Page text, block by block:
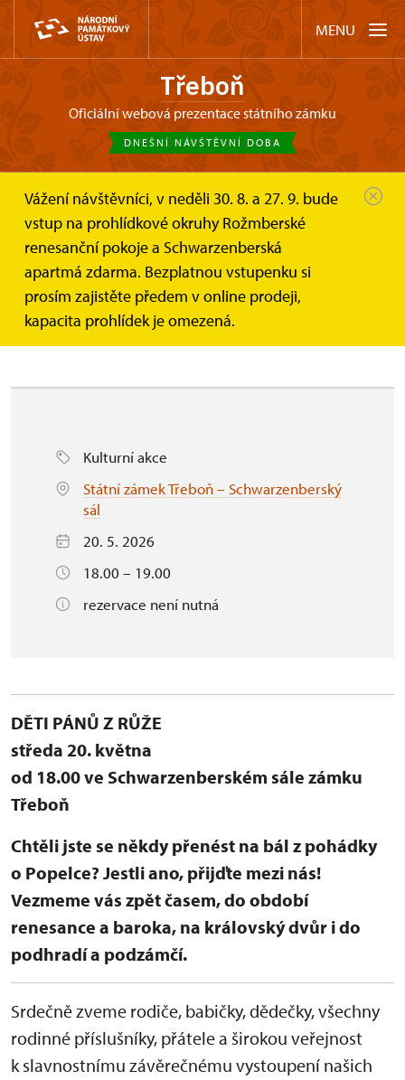
MENU
Třeboň
oficiální webová prezentace státního zámku
DNEŠNÍ NÁVŠTĚVNÍ DOBA
Vážení návštěvníci, v neděli 30. 8. a 27. 9. bude
vstup na prohlídkové okruhy Rožmberské
renesanční pokoje a Schwarzenberská
apartmá zdarma. Bezplatnou vstupenku si
prosím zajistěte předem v online prodeji,
kapacita prohlídek je omezená.
Třeboň Akce TŘEBOŇ: závěrečné vystoupení...
TŘEBOŇ: závěrečné vystoupení
Dětí pánů z Růže - kroužek
historického tance DDM
Kulturní akce
Státní zámek Třeboň – Schwarzenberský
sál
20. 5. 2026
18.00 – 19.00
rezervace není nutná
DĚTI PÁNŮ Z RŮŽE
středa 20. května
od 18.00 ve Schwarzenberském sále zámku
Třeboň
Chtěli jste se někdy přenést na bál z pohádky
o Popelce? Jestli ano, přijďte mezi nás!
Vezmeme vás zpět časem, do období
renesance a baroka, na královský dvůr i do
podhradí a podzámčí.
Srdečně zveme rodiče, babičky, dědečky, všechny
rodinné příslušníky, přátele a širokou veřejnost
k slavnostnímu závěrečnému vystoupení našich